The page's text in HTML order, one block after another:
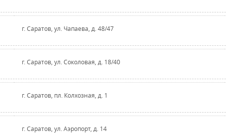
г. Саратов, ул. Чапаева, д. 48/47
г. Саратов, ул. Соколовая, д. 18/40
г. Саратов, пл. Колхозная, д. 1
г. Саратов, ул. Аэропорт, д. 14